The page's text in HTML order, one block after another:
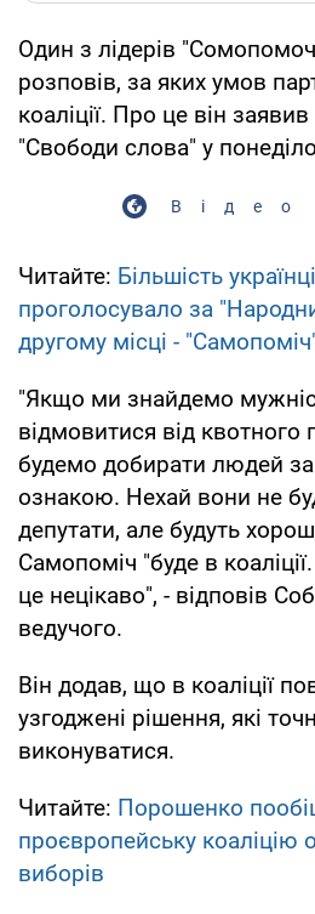
Один з лідерів
розповів, за яких умов
коаліції. Про це він
"Свободи слова" у
Читайте: Більшість
проголосувало за
другому місці -
"Якщо ми знайдемо
відмовитися від квотного
будемо добирати людей
ознакою. Нехай вони не
депутати, але будуть
Самопоміч "буде в
це нецікаво", - відповів
ведучого.
Він додав, що в коаліції
узгоджені рішення, які
виконуватися.
Читайте: Порошенко
проєвропейську коаліцію
виборів